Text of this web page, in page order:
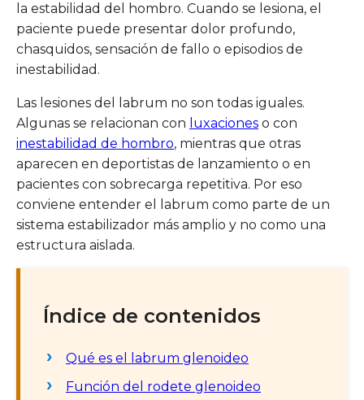
la estabilidad del hombro. Cuando se lesiona, el
paciente puede presentar dolor profundo,
chasquidos, sensación de fallo o episodios de
inestabilidad.
Las lesiones del labrum no son todas iguales.
Algunas se relacionan con luxaciones o con
inestabilidad de hombro, mientras que otras
aparecen en deportistas de lanzamiento o en
pacientes con sobrecarga repetitiva. Por eso
conviene entender el labrum como parte de un
sistema estabilizador más amplio y no como una
estructura aislada.
Índice de contenidos
Qué es el labrum glenoideo
Función del rodete glenoideo